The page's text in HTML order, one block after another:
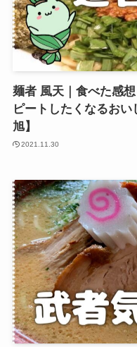
麺者 風天｜食べた感
ピートしたくなるお
旭】
2021.11.30